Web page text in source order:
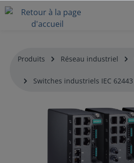
Produits Réseau industriel
Switches industriels IEC 62443